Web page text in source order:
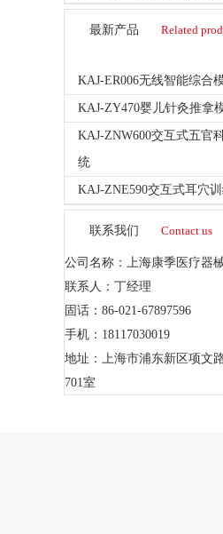
最新产品 Related
KAJ-ER006无线智能综合
KAJ-ZY470婴儿针灸推拿
KAJ-ZNW600交互式五官
统
KAJ-ZNE590交互式耳穴
联系我们 Contact us
公司名称：上海康季医疗器
联系人：丁经理
固话：86-021-67897596
手机：18117030019
地址：上海市浦东新区项文
701室